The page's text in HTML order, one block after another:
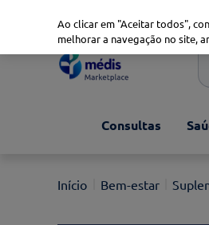
Consultas
Bem-estar
Ao clicar em "Aceitar todos",
melhorar a navegação no site,